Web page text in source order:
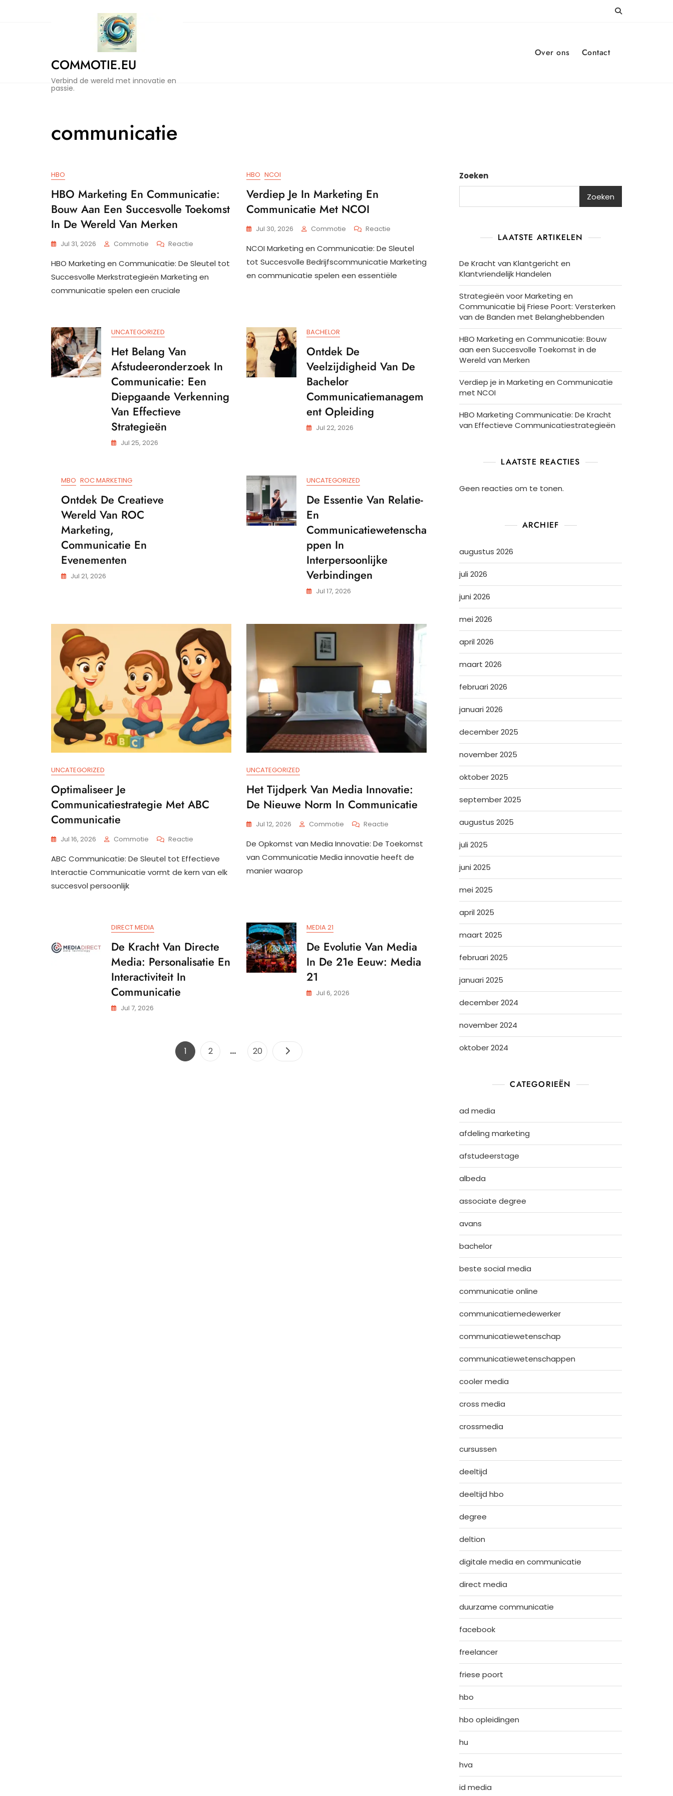
COMMOTIE.EU
Verbind de wereld met innovatie en
passie.
Over ons Contact
communicatie
HBO
HBO Marketing En Communicatie:
Bouw Aan Een Succesvolle Toekomst
In De Wereld Van Merken
Jul 31, 2026 Commotie Reactie
Marketing
En
Communicatie:
Wereld
Van
Merken
HBO Marketing en Communicatie: De Sleutel tot
Succesvolle Merkstrategieën Marketing en
communicatie spelen een cruciale
HBO NCOI
Verdiep Je In Marketing En
Communicatie Met NCOI
Jul 30, 2026 Commotie Reactie
Je
In
Marketing
En
NCOI Marketing en Communicatie: De Sleutel
tot Succesvolle Bedrijfscommunicatie Marketing
en communicatie spelen een essentiële
UNCATEGORIZED
Het Belang Van
Afstudeeronderzoek In
Communicatie: Een
Diepgaande Verkenning
Van Effectieve
Strategieën
Jul 25, 2026
BACHELOR
Ontdek De
Veelzijdigheid Van De
Bachelor
Communicatiemanagem
Ent Opleiding
Jul 22, 2026
MBO ROC MARKETING
Ontdek De Creatieve
Wereld Van ROC
Marketing,
Communicatie En
Evenementen
Jul 21, 2026
UNCATEGORIZED
De Essentie Van Relatie-
En
Communicatiewetenscha
Ppen In
Interpersoonlijke
Verbindingen
Jul 17, 2026
UNCATEGORIZED
Optimaliseer Je
Communicatiestrategie Met ABC
Communicatie
Jul 16, 2026 Commotie Reactie
Je
Communicatiestrategie
ABC Communicatie: De Sleutel tot Effectieve
Interactie Communicatie vormt de kern van elk
succesvol persoonlijk
UNCATEGORIZED
Het Tijdperk Van Media Innovatie:
De Nieuwe Norm In Communicatie
Jul 12, 2026 Commotie Reactie
Tijdperk
Van
De Opkomst van Media Innovatie: De Toekomst
van Communicatie Media innovatie heeft de
manier waarop
DIRECT MEDIA
De Kracht Van Directe
Media: Personalisatie En
Interactiviteit In
Communicatie
Jul 7, 2026
MEDIA 21
De Evolutie Van Media
In De 21e Eeuw: Media
21
Jul 6, 2026
Posts
pagination
Pagina
1 Pagina
2 … Pagina
20
Zoeken
Zoeken
LAATSTE ARTIKELEN
De Kracht van Klantgericht en
Klantvriendelijk Handelen
Strategieën voor Marketing en
Communicatie bij Friese Poort: Versterken
van de Banden met Belanghebbenden
HBO Marketing en Communicatie: Bouw
aan een Succesvolle Toekomst in de
Wereld van Merken
Verdiep je in Marketing en Communicatie
met NCOI
HBO Marketing Communicatie: De Kracht
van Effectieve Communicatiestrategieën
LAATSTE REACTIES
Geen reacties om te tonen.
ARCHIEF
augustus 2026
juli 2026
juni 2026
mei 2026
april 2026
maart 2026
februari 2026
januari 2026
december 2025
november 2025
oktober 2025
september 2025
augustus 2025
juli 2025
juni 2025
mei 2025
april 2025
maart 2025
februari 2025
januari 2025
december 2024
november 2024
oktober 2024
CATEGORIEËN
ad media
afdeling marketing
afstudeerstage
albeda
associate degree
avans
bachelor
beste social media
communicatie online
communicatiemedewerker
communicatiewetenschap
communicatiewetenschappen
cooler media
cross media
crossmedia
cursussen
deeltijd
deeltijd hbo
degree
deltion
digitale media en communicatie
direct media
duurzame communicatie
facebook
freelancer
friese poort
hbo
hbo opleidingen
hu
hva
id media